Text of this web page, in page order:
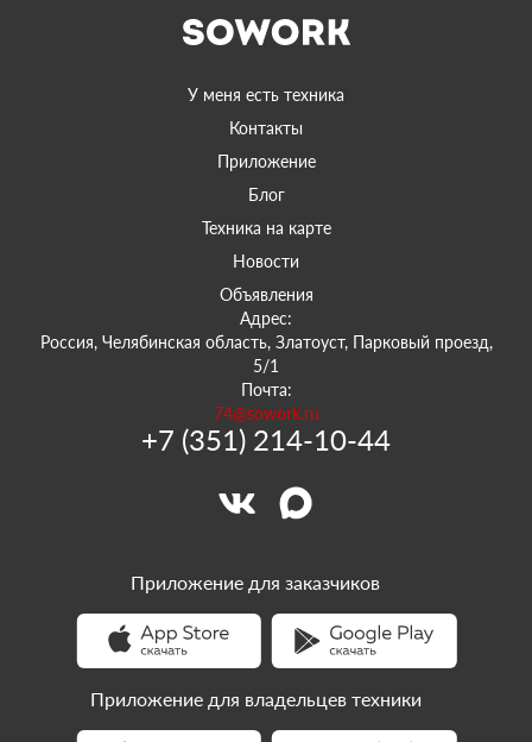
У меня есть техника
Контакты
Приложение
Блог
Техника на карте
Новости
Объявления
Адрес:
Россия, Челябинская область, Златоуст, Парковый проезд,
5/1
Почта:
74@sowork.ru
+7 (351) 214-10-44
Приложение для заказчиков
Приложение для владельцев техники